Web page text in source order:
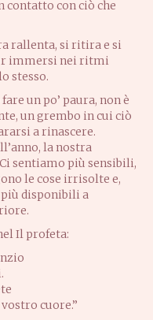
contatto con ciò che
rallenta, si ritira e si
immersi nei ritmi
stesso.
un po’ paura, non è
un grembo in cui ciò
a rinascere.
la nostra
sentiamo più sensibili,
le cose irrisolte e,
disponibili a
Il profeta:
cuore.”